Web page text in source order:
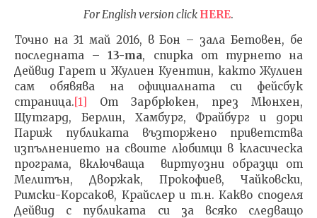
NOW VIEWING
Kласическият рецитал
под знака на свещеното
13
07.06.2016
fVISION.eu
For English version click HERE.
Точно на 31 май 2016, в Бон – зала Бетовен, бе
последната –13-та, спирка от турнето на
Дейвид Гарет и Жулиен Куентин, както Жулиен
сам обявява на официалната си фейсбук
страница.[1] От Зарбрюкен, през Мюнхен,
Щутгард, Берлин, Хамбург, Фрайбург и дори
Париж публиката възторжено приветства
изпълнението на своите любимци в класическа
програма, включваща виртуозни образци от
Мелитън, Дворжак, Прокофиев, Чайковски,
Римски-Корсаков, Крайслер и т.н. Какво споделя
Дейвид с публиката си за всяко следващо